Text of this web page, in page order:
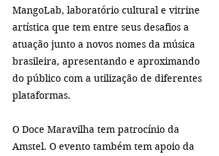
MangoLab, laboratório cultural e vitrine
artística que tem entre seus desafios a
atuação junto a novos nomes da música
brasileira, apresentando e aproximando
do público com a utilização de diferentes
plataformas.
O Doce Maravilha tem patrocínio da
Amstel. O evento também tem apoio da